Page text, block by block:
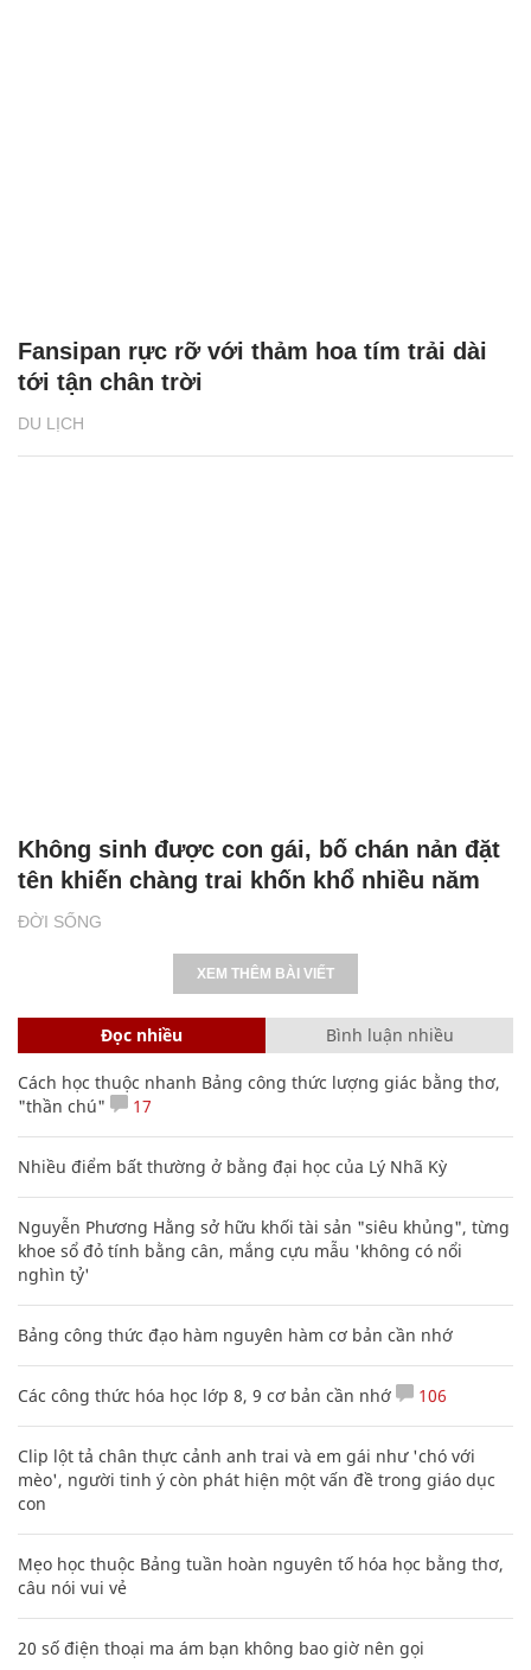
DU LỊCH
Fansipan rực rỡ với thảm hoa tím trải dài
tới tận chân trời
ĐỜI SỐNG
Không sinh được con gái, bố chán nản đặt
tên khiến chàng trai khốn khổ nhiều năm
XEM THÊM BÀI VIẾT
Đọc nhiều Bình luận nhiều
Cách học thuộc nhanh Bảng công thức lượng giác bằng thơ,
"thần chú"
17
Nhiều điểm bất thường ở bằng đại học của Lý Nhã Kỳ
Nguyễn Phương Hằng sở hữu khối tài sản "siêu khủng", từng
khoe sổ đỏ tính bằng cân, mắng cựu mẫu 'không có nổi
nghìn tỷ'
Bảng công thức đạo hàm nguyên hàm cơ bản cần nhớ
Các công thức hóa học lớp 8, 9 cơ bản cần nhớ 106
Clip lột tả chân thực cảnh anh trai và em gái như 'chó với
mèo', người tinh ý còn phát hiện một vấn đề trong giáo dục
con
Mẹo học thuộc Bảng tuần hoàn nguyên tố hóa học bằng thơ,
câu nói vui vẻ
20 số điện thoại ma ám bạn không bao giờ nên gọi